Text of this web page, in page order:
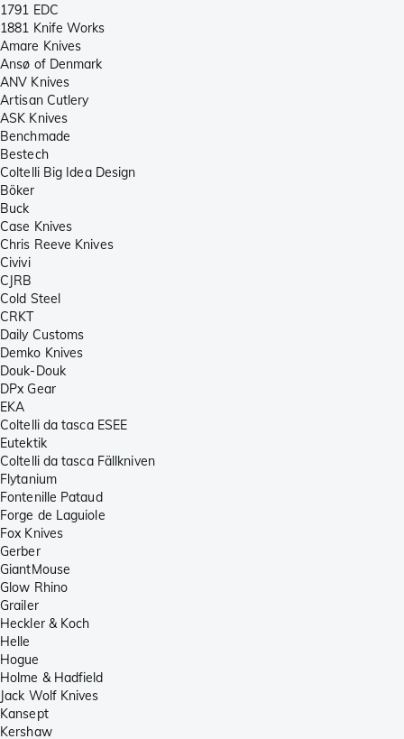
1791 EDC
1881 Knife Works
Amare Knives
Ansø of Denmark
ANV Knives
Artisan Cutlery
ASK Knives
Benchmade
Bestech
Coltelli Big Idea Design
Böker
Buck
Case Knives
Chris Reeve Knives
Civivi
CJRB
Cold Steel
CRKT
Daily Customs
Demko Knives
Douk-Douk
DPx Gear
EKA
Coltelli da tasca ESEE
Eutektik
Coltelli da tasca Fällkniven
Flytanium
Fontenille Pataud
Forge de Laguiole
Fox Knives
Gerber
GiantMouse
Glow Rhino
Grailer
Heckler & Koch
Helle
Hogue
Holme & Hadfield
Jack Wolf Knives
Kansept
Kershaw